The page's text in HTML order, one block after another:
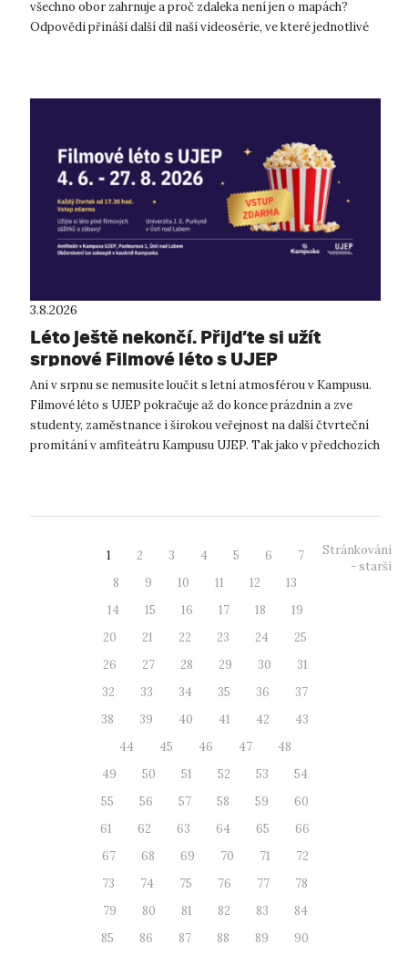
všechno obor zahrnuje a proč zdaleka není jen o mapách?
Odpovědi přináší další díl naší videosérie, ve které jednotlivé
3.8.2026
Léto ještě nekončí. Přijďte si užít
srpnové Filmové léto s UJEP
Ani v srpnu se nemusíte loučit s letní atmosférou v Kampusu.
Filmové léto s UJEP pokračuje až do konce prázdnin a zve
studenty, zaměstnance i širokou veřejnost na další čtvrteční
promítání v amfiteátru Kampusu UJEP. Tak jako v předchozích
1 2 3 4 5 6
7
8
9 10 11 12
13
14
15 16 17 18
19
20
21 22 23 24
25
26
27 28 29 30
31
32
33 34 35 36
37
38
39 40 41 42
43
44
45 46 47
48
49
50 51 52 53
54
55
56 57 58 59
60
61
62 63 64 65
66
67
68 69 70 71
72
73
74 75 76 77
78
79
80 81 82 83
84
85
86 87 88 89
90
Stránkování
- starší